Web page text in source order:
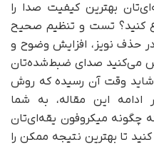
بهترین کیفیت صدا را
کنید؟ تست و تنظیم صحیح
حذف نویز، افزایش وضوح و
می‌کنید صدای ضبط‌شده‌تان
شاید وقت آن رسیده که روش
ادامه این مقاله، به شما
چگونه میکروفون یقه‌ای‌تان
تا بهترین نتیجه ممکن را